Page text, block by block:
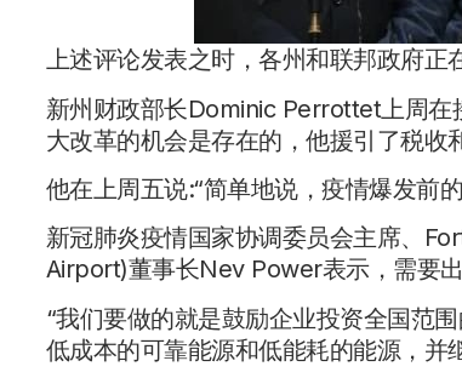
上述评论发表之时，各州和联邦政府正
新州财政部长Dominic Perrottet上周在
大改革的机会是存在的，他援引了税收
他在上周五说:“简单地说，疫情爆发前
新冠肺炎疫情国家协调委员会主席、
Airport)董事长Nev Power表示，需要
“我们要做的就是鼓励企业投资全国范
低成本的可靠能源和低能耗的能源，并